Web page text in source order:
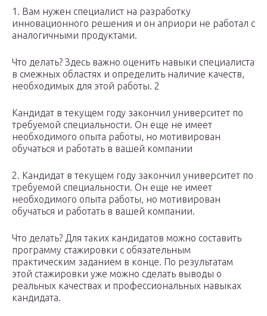
1. Вам нужен специалист на разработку
инновационного решения и он априори не работал с
аналогичными продуктами.
Что делать? Здесь важно оценить навыки специалиста
в смежных областях и определить наличие качеств,
необходимых для этой работы. 2
Кандидат в текущем году закончил университет по
требуемой специальности. Он еще не имеет
необходимого опыта работы, но мотивирован
обучаться и работать в вашей компании
2. Кандидат в текущем году закончил университет по
требуемой специальности. Он еще не имеет
необходимого опыта работы, но мотивирован
обучаться и работать в вашей компании.
Что делать? Для таких кандидатов можно составить
программу стажировки с обязательным
практическим заданием в конце. По результатам
этой стажировки уже можно сделать выводы о
реальных качествах и профессиональных навыках
кандидата.